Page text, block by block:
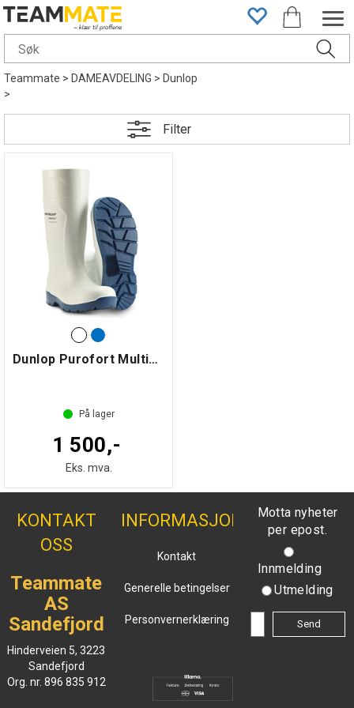
Teammate>DAMEAVDELING>Dunlop
>
Filter
Dunlop Purofort Multigrip S4
På lager
1 500,-
Eks. mva.
KONTAKT
OSS
Teammate
AS
Sandefjord
Hinderveien 5, 3223
Sandefjord
Org. nr. 896 835 912
INFORMASJON
Kontakt
Generelle betingelser
Personvernerklæring
Motta nyheter
per epost.
Innmelding
Utmelding